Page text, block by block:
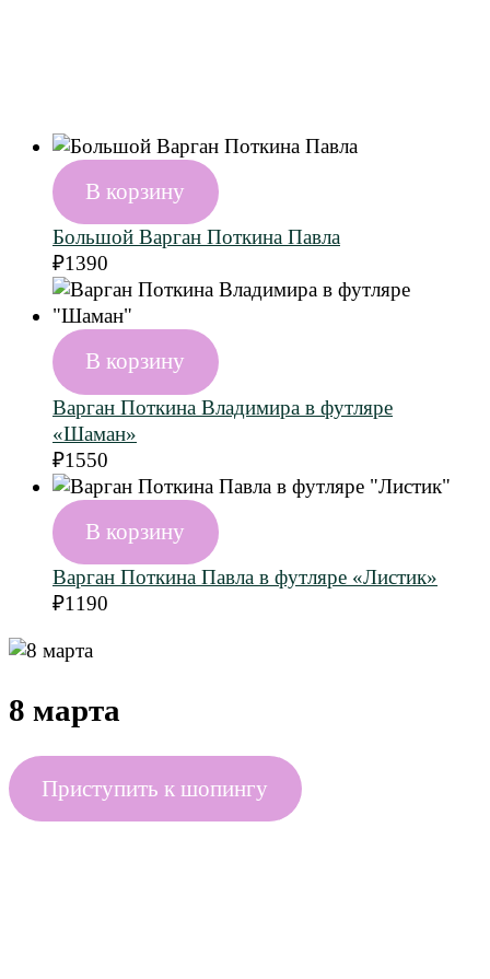
В корзину
Большой Варган Поткина Павла
₽1390
В корзину
Варган Поткина Владимира в футляре
«Шаман»
₽1550
В корзину
Варган Поткина Павла в футляре «Листик»
₽1190
8 марта
Приступить к шопингу